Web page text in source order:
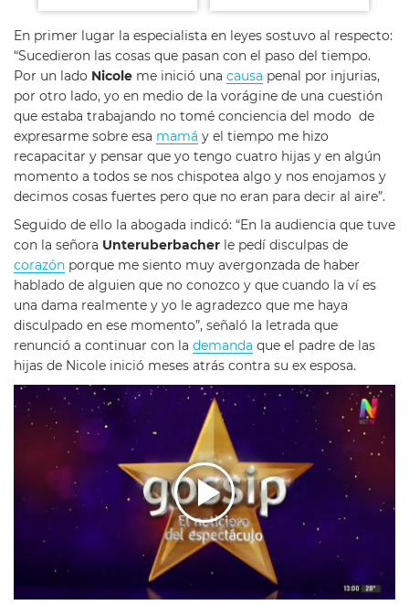
En primer lugar la especialista en leyes sostuvo al respecto:
“Sucedieron las cosas que pasan con el paso del tiempo.
Por un lado Nicole me inició una causa penal por injurias,
por otro lado, yo en medio de la vorágine de una cuestión
que estaba trabajando no tomé conciencia del modo de
expresarme sobre esa mamá y el tiempo me hizo
recapacitar y pensar que yo tengo cuatro hijas y en algún
momento a todos se nos chispotea algo y nos enojamos y
decimos cosas fuertes pero que no eran para decir al aire”.
Seguido de ello la abogada indicó: “En la audiencia que tuve
con la señora Unteruberbacher le pedí disculpas de
corazón porque me siento muy avergonzada de haber
hablado de alguien que no conozco y que cuando la ví es
una dama realmente y yo le agradezco que me haya
disculpado en ese momento”, señaló la letrada que
renunció a continuar con la demanda que el padre de las
hijas de Nicole inició meses atrás contra su ex esposa.